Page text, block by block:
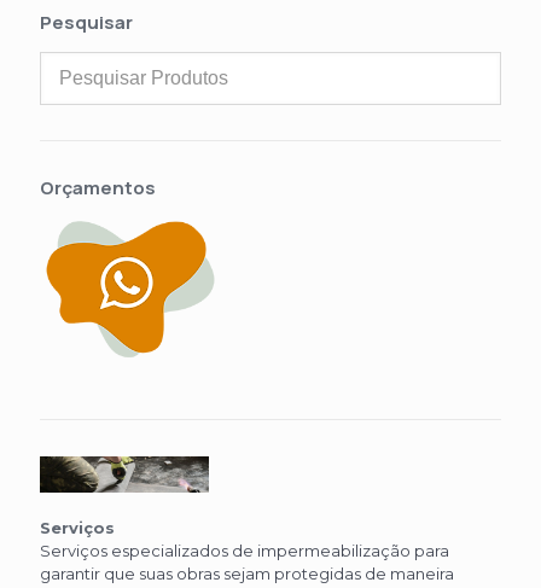
Pesquisar
Orçamentos
Serviços
Serviços especializados de impermeabilização para
garantir que suas obras sejam protegidas de maneira